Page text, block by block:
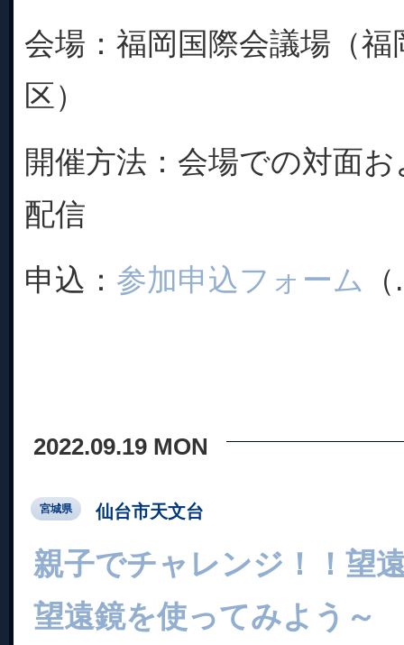
会場：福岡国際会議場（福
区）
開催方法：会場での対面
配信
申込： 参加申込フォーム
2022.09.19 MON
宮城県 仙台市天文台
親子でチャレンジ！！望
望遠鏡を使ってみよう～